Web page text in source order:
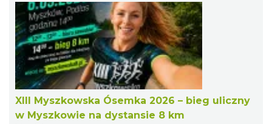
XIII Myszkowska Ósemka 2026 – bieg uliczny
w Myszkowie na dystansie 8 km